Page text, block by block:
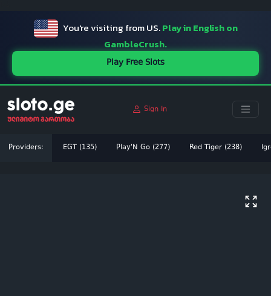
You're visiting from US.Play in English on
GambleCrush.
Play Free Slots
Sign In
Providers: EGT (135) Play'N Go (277) Red Tiger (238)